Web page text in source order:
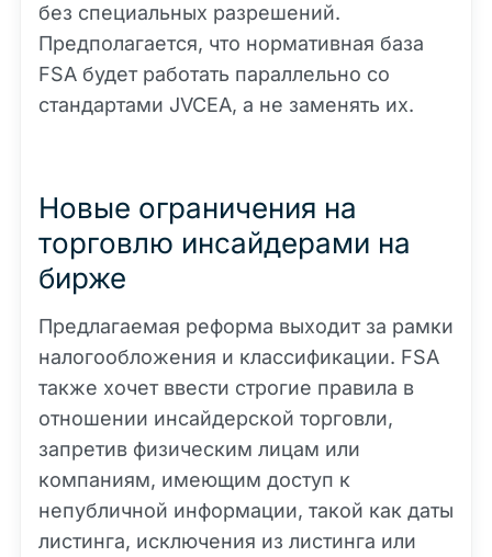
без специальных разрешений.
Предполагается, что нормативная база
FSA будет работать параллельно со
стандартами JVCEA, а не заменять их.
Новые ограничения на
торговлю инсайдерами на
бирже
Предлагаемая реформа выходит за рамки
налогообложения и классификации. FSA
также хочет ввести строгие правила в
отношении инсайдерской торговли,
запретив физическим лицам или
компаниям, имеющим доступ к
непубличной информации, такой как даты
листинга, исключения из листинга или